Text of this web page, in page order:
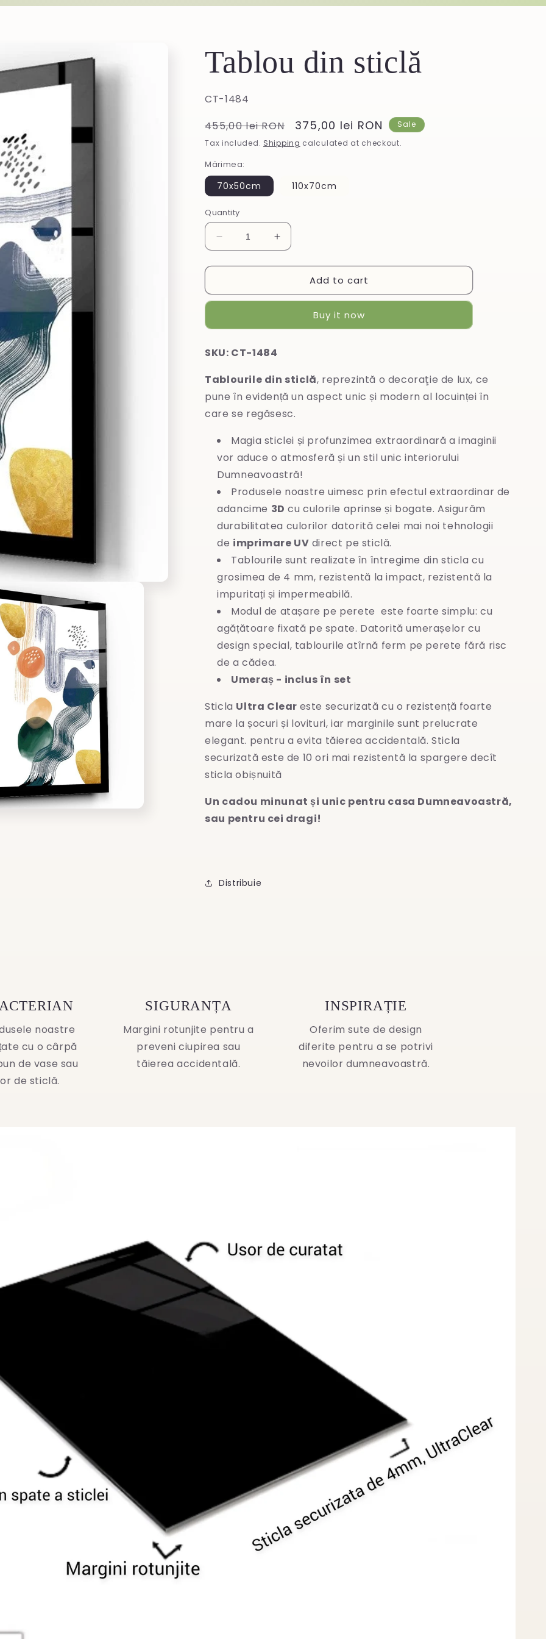
Tablou din sticlă
SKU:
CT-1484
Regular
price
455,00 lei RON
Sale
price
375,00 lei RON
Sale
Tax included. Shipping calculated at checkout.
Mărimea:
70x50cm 110x70cm
Quantity
Decrease
quantity
for
din
Increase
quantity
for
din
Add to cart
Buy it now
SKU: CT-1484
Tablourile din sticlă, reprezintă o decoraţie de lux, ce
pune în evidență un aspect unic și modern al locuinței în
care se regăsesc.
Magia sticlei și profunzimea extraordinară a imaginii
vor aduce o atmosferă și un stil unic interiorului
Dumneavoastră!
Produsele noastre uimesc prin efectul extraordinar de
adancime 3D cu culorile aprinse și bogate. Asigurăm
durabilitatea culorilor datorită celei mai noi tehnologii
de imprimare UV direct pe sticlă.
Tablourile sunt realizate în întregime din sticla cu
grosimea de 4 mm, rezistentă la impact, rezistentă la
impuritați și impermeabilă.
Modul de atașare pe perete este foarte simplu: cu
agățătoare fixată pe spate. Datorită umerașelor cu
design special, tablourile atîrnă ferm pe perete fără risc
de a cădea.
Umeraș - inclus în set
Sticla Ultra Clear este securizată cu o rezistență foarte
mare la șocuri și lovituri, iar marginile sunt prelucrate
elegant. pentru a evita tăierea accidentală. Sticla
securizată este de 10 ori mai rezistentă la spargere decît
sticla obișnuită
Un cadou minunat și unic pentru casa Dumneavoastră,
sau pentru cei dragi!
Distribuie
noastre
cu o cârpă
de vase sau
de sticlă.
SIGURANȚA
Margini rotunjite pentru a
preveni ciupirea sau
tăierea accidentală.
INSPIRAȚIE
Oferim sute de design
diferite pentru a se potrivi
nevoilor dumneavoastră.